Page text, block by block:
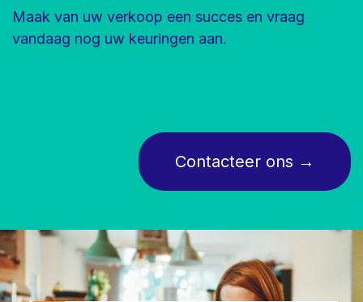
Maak van uw verkoop een succes en vraag
vandaag nog uw keuringen aan.
Contacteer ons →